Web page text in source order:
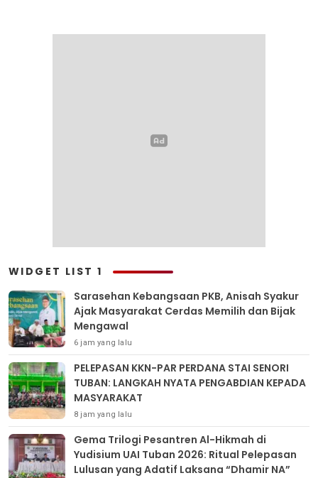
WIDGET LIST 1
Sarasehan Kebangsaan PKB, Anisah Syakur
Ajak Masyarakat Cerdas Memilih dan Bijak
Mengawal
6 jam yang lalu
PELEPASAN KKN-PAR PERDANA STAI SENORI
TUBAN: LANGKAH NYATA PENGABDIAN KEPADA
MASYARAKAT
8 jam yang lalu
Gema Trilogi Pesantren Al-Hikmah di
Yudisium UAI Tuban 2026: Ritual Pelepasan
Lulusan yang Adatif Laksana “Dhamir NA”